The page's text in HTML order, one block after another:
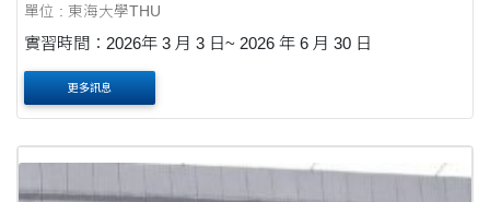
單位 : 東海大學THU
實習時間：2026年 3 月 3 日~ 2026 年 6 月 30 日
更多訊息